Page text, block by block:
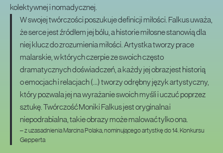
kolektywnej i nomadycznej.
W swojej twórczości poszukuje definicji miłości. Falkus uważa,
że serce jest źródłem jej bólu, a historie miłosne stanowią dla
niej klucz do zrozumienia miłości. Artystka tworzy prace
malarskie, w których czerpie ze swoich często
dramatycznych doświadczeń, a każdy jej obraz jest historią
o emocjach i relacjach (…) tworzy odrębny język artystyczny,
który pozwala jej na wyrażanie swoich myśli i uczuć poprzez
sztukę. Twórczość Moniki Falkus jest oryginalna i
niepodrabialna, takie obrazy może malować tylko ona.
– z uzasadnienia Marcina Polaka, nominującego artystkę do 14. Konkursu
Gepperta